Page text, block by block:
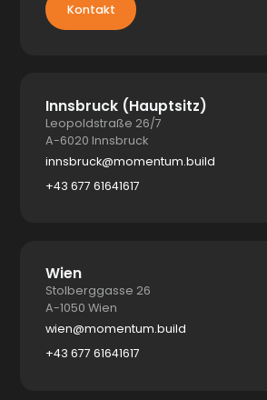
Kontakt
Innsbruck (Hauptsitz)
Leopoldstraße 26/7
A-6020 Innsbruck
innsbruck@momentum.build
+43 677 61641617
Wien
Stolberggasse 26
A-1050 Wien
wien@momentum.build
+43 677 61641617